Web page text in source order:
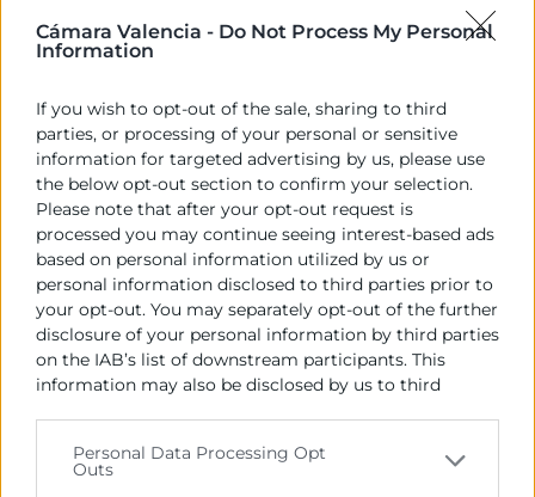
Cámara Valencia - Do Not Process My Personal
Information
If you wish to opt-out of the sale, sharing to third
parties, or processing of your personal or sensitive
information for targeted advertising by us, please use
the below opt-out section to confirm your selection.
Please note that after your opt-out request is
processed you may continue seeing interest-based ads
based on personal information utilized by us or
personal information disclosed to third parties prior to
your opt-out. You may separately opt-out of the further
disclosure of your personal information by third parties
on the IAB’s list of downstream participants. This
information may also be disclosed by us to third
Please note that this website/app uses one or more
Personal Data Processing Opt
Outs
75% de asistencia recibirán un Diploma acreditativo
expedido por Cámara Valencia.
ITINERARIO FORMATIVO
Este curso forma parte de unitinerario formativo
cuidadosamente diseñado para satisfacer las
necesidades tanto de los profesionales como del
mercado.
En el apartado de cursos relacionados, encontrarás
más información sobre los programas que dan
continuidad a este itinerario, y que te permitirán